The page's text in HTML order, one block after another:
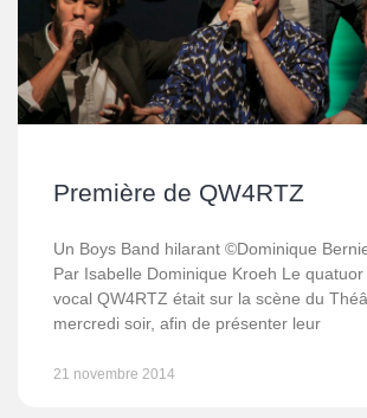
Première de QW4RTZ
Un Boys Band hilarant ©Dominique
Par Isabelle Dominique Kroeh Le quatuor
vocal QW4RTZ était sur la scène du
mercredi soir, afin de présenter leur
21 novembre 2014